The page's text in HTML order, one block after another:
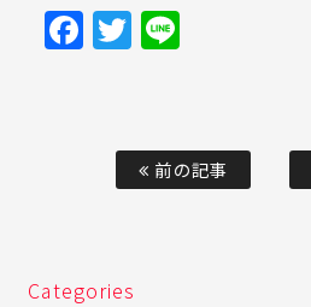
Facebook
Twitter
前の記事
Categories